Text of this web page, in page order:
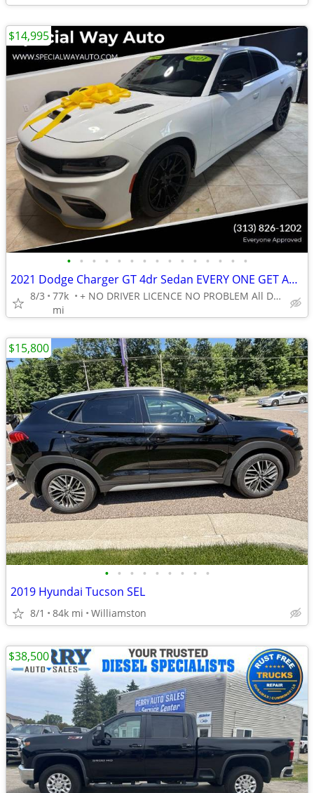
• • • • • • • • • • • • • • •
2021 Dodge Charger GT 4dr Sedan EVERY ONE GET APPROVED 0 DOWN
8/3
77k
mi
+ NO DRIVER LICENCE NO PROBLEM All DONE IN HOUSE PLATE TITLE
$14,995
• • • • • • • • •
2019 Hyundai Tucson SEL
8/1 84k mi Williamston
$15,800
$38,500